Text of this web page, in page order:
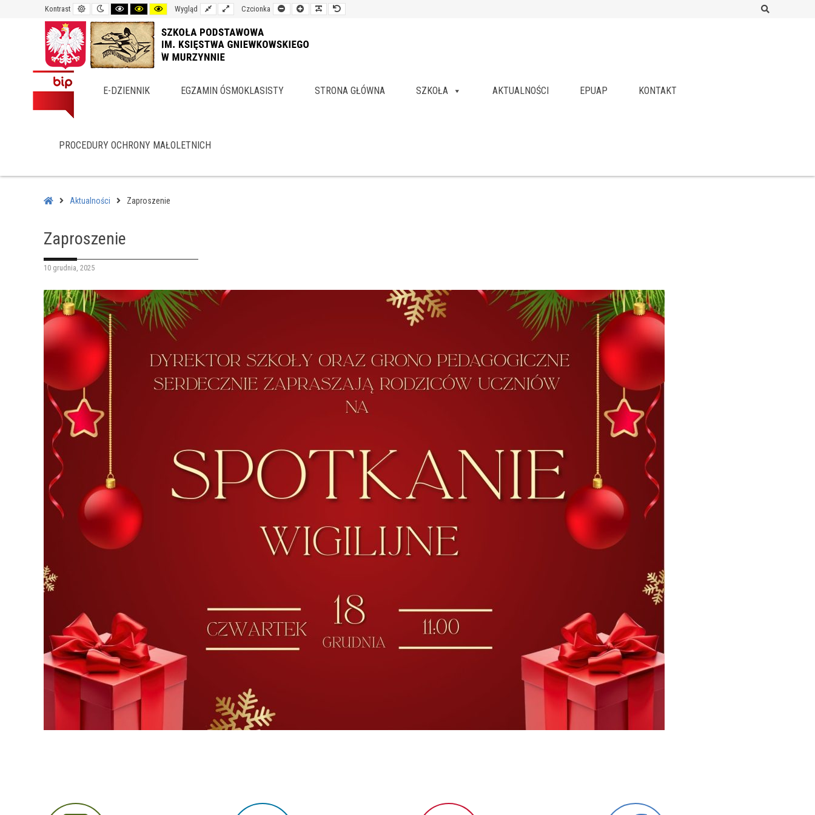
Kontrast
Default
contrast
Night
contrast
Black
and
White
contrast
Black
and
Yellow
contrast
Yellow
and
contrast
Wygląd
Fixed
layout
Wide
layout
Czcionka
Smaller
Font
Larger
Font
Readable
Font
Default
Font
E-DZIENNIK EGZAMIN ÓSMOKLASISTY STRONA GŁÓWNA SZKOŁA AKTUALNOŚCI EPUAP KONTAKT
PROCEDURY OCHRONY MAŁOLETNICH
HomeAktualności Zaproszenie
Zaproszenie
10 grudnia, 2025